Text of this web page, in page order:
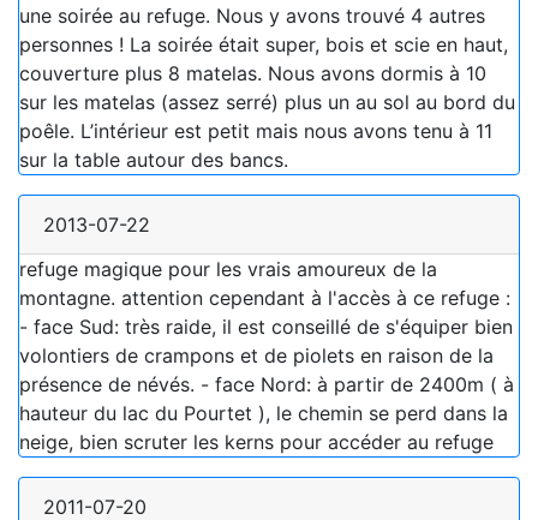
une soirée au refuge. Nous y avons trouvé 4 autres
personnes ! La soirée était super, bois et scie en haut,
couverture plus 8 matelas. Nous avons dormis à 10
sur les matelas (assez serré) plus un au sol au bord du
poêle. L’intérieur est petit mais nous avons tenu à 11
sur la table autour des bancs.
2013-07-22
refuge magique pour les vrais amoureux de la
montagne. attention cependant à l'accès à ce refuge :
- face Sud: très raide, il est conseillé de s'équiper bien
volontiers de crampons et de piolets en raison de la
présence de névés. - face Nord: à partir de 2400m ( à
hauteur du lac du Pourtet ), le chemin se perd dans la
neige, bien scruter les kerns pour accéder au refuge
2011-07-20